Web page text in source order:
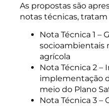
As propostas são
notas técnicas,
Nota Técnica 1 –
socioambientais
agrícola
Nota Técnica 2 –
implementação
meio do Plano
Nota Técnica 3 –